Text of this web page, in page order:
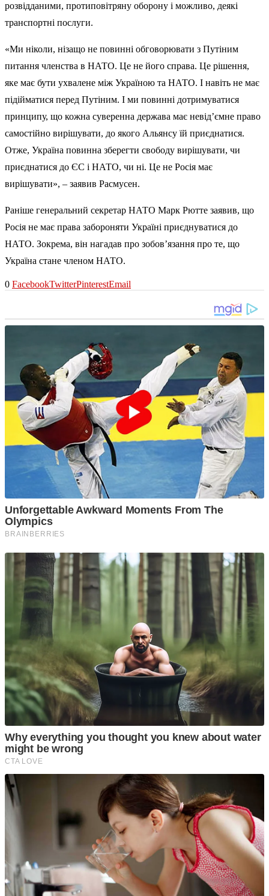
розвідданими, протиповітряну оборону і можливо, деякі
транспортні послуги.
«Ми ніколи, нізащо не повинні обговорювати з Путіним
питання членства в НАТО. Це не його справа. Це рішення,
яке має бути ухвалене між Україною та НАТО. І навіть не має
підійматися перед Путіним. І ми повинні дотримуватися
принципу, що кожна суверенна держава має невід’ємне право
самостійно вирішувати, до якого Альянсу їй приєднатися.
Отже, Україна повинна зберегти свободу вирішувати, чи
приєднатися до ЄС і НАТО, чи ні. Це не Росія має
вирішувати», – заявив Расмусен.
Раніше генеральний секретар НАТО Марк Рютте заявив, що
Росія не має права забороняти Україні приєднуватися до
НАТО. Зокрема, він нагадав про зобов’язання про те, що
Україна стане членом НАТО.
0 FacebookTwitterPinterestEmail